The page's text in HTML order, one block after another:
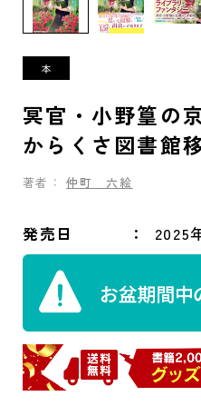
冥官・小野篁の
からくさ図書館
著者： 仲町 六絵
発売日 2025